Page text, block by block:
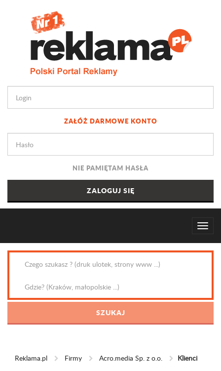
ZAŁÓŻ DARMOWE KONTO
NIE PAMIĘTAM HASŁA
Reklama.pl Firmy Acro.media Sp. z o.o. Klienci